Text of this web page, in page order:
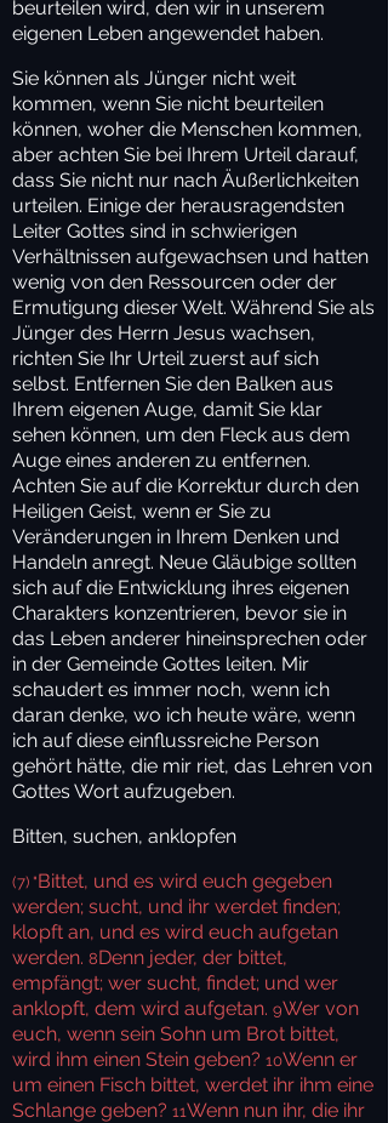
beurteilen wird, den wir in unserem
eigenen Leben angewendet haben.
Sie können als Jünger nicht weit
kommen, wenn Sie nicht beurteilen
können, woher die Menschen kommen,
aber achten Sie bei Ihrem Urteil darauf,
dass Sie nicht nur nach Äußerlichkeiten
urteilen. Einige der herausragendsten
Leiter Gottes sind in schwierigen
Verhältnissen aufgewachsen und hatten
wenig von den Ressourcen oder der
Ermutigung dieser Welt. Während Sie als
Jünger des Herrn Jesus wachsen,
richten Sie Ihr Urteil zuerst auf sich
selbst. Entfernen Sie den Balken aus
Ihrem eigenen Auge, damit Sie klar
sehen können, um den Fleck aus dem
Auge eines anderen zu entfernen.
Achten Sie auf die Korrektur durch den
Heiligen Geist, wenn er Sie zu
Veränderungen in Ihrem Denken und
Handeln anregt. Neue Gläubige sollten
sich auf die Entwicklung ihres eigenen
Charakters konzentrieren, bevor sie in
das Leben anderer hineinsprechen oder
in der Gemeinde Gottes leiten. Mir
schaudert es immer noch, wenn ich
daran denke, wo ich heute wäre, wenn
ich auf diese einflussreiche Person
gehört hätte, die mir riet, das Lehren von
Gottes Wort aufzugeben.
Bitten, suchen, anklopfen
(7) "Bittet, und es wird euch gegeben
werden; sucht, und ihr werdet finden;
klopft an, und es wird euch aufgetan
werden. 8Denn jeder, der bittet,
empfängt; wer sucht, findet; und wer
anklopft, dem wird aufgetan. 9Wer von
euch, wenn sein Sohn um Brot bittet,
wird ihm einen Stein geben? 10Wenn er
um einen Fisch bittet, werdet ihr ihm eine
Schlange geben? 11Wenn nun ihr, die ihr